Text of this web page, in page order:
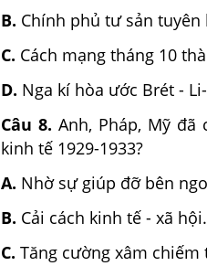
B. Chính phủ tư sản tuyên
C. Cách mạng tháng 10
D. Nga kí hòa ước Brét -
Câu 8. Anh, Pháp, Mỹ
kinh tế 1929-1933?
A. Nhờ sự giúp đỡ bên
B. Cải cách kinh tế - xã hội.
C. Tăng cường xâm chiếm